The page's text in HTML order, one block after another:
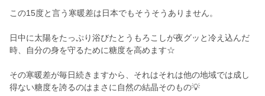
この15度と言う寒暖差は日本でもそうそうありません。
日中に太陽をたっぷり浴びたとうもろこしが夜グッと冷え込んだ
時、自分の身を守るために糖度を高めます☆
その寒暖差が毎日続きますから、それはそれは他の地域では成し
得ない糖度を誇るのはまさに自然の結晶そのもの💡